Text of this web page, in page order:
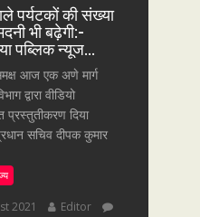
पर्यटकों की संख्या
भी बढ़ेगी:-
पब्लिक न्यूज…
आज एक अणे मार्ग
द्वारा वीडियो
प्रस्तुतीकरण दिया
सचिव दीपक कुमार
2021
Editor